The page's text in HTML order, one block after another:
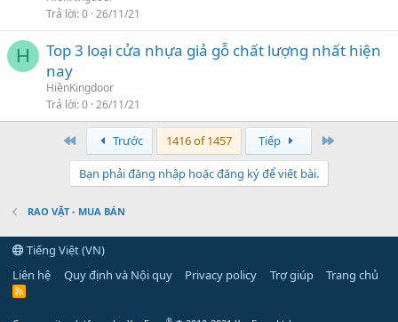
Trả lời 0 26/11/21
H
Top 3 loại cửa nhựa giả gỗ chất lượng nhất hiện
nay
HiềnKingdoor
Trả lời 0 26/11/21
First Trước 1416 of 1457 Tiếp
Bạn phải đăng nhập hoặc đăng ký để viết bài.
RAO VẶT - MUA BÁN
Tiếng Việt (VN)
Liên hệ
Quy định và Nội quy Privacy policy Trợ giúp Trang chủ
R